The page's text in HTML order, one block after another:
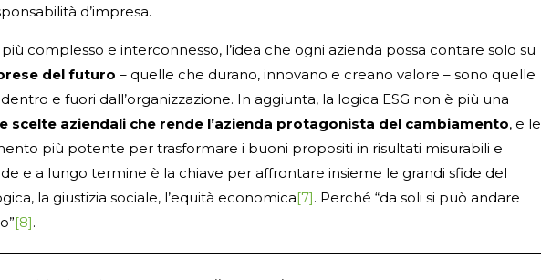
d’impresa.
complesso e interconnesso, l’idea che ogni azienda possa contare solo su
del futuro – quelle che durano, innovano e creano valore – sono quelle
dentro e fuori dall’organizzazione. In aggiunta, la logica ESG non è più una
scelte aziendali che rende l’azienda protagonista del cambiamento, e le
più potente per trasformare i buoni propositi in risultati misurabili e
e a lungo termine è la chiave per affrontare insieme le grandi sfide del
la giustizia sociale, l’equità economica[7]. Perché “da soli si può andare
[8].